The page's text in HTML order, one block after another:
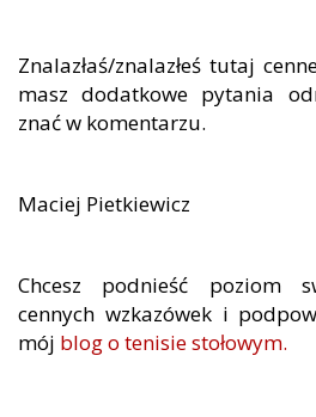
Znalazłaś/znalazłeś tutaj
masz dodatkowe pytania
znać w komentarzu.
Maciej Pietkiewicz
Chcesz podnieść poziom
cennych wzkazówek i
mój blog o tenisie stołowym.